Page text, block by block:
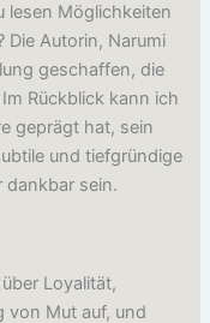
lesen Möglichkeiten
Die Autorin, Narumi
geschaffen, die
Rückblick kann ich
geprägt hat, sein
und tiefgründige
dankbar sein.
Loyalität,
von Mut auf, und